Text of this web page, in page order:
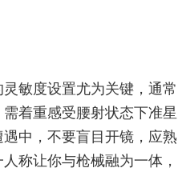
敏度设置尤为关键，通常
着重感受腰射状态下准星
中，不要盲目开镜，应熟
称让你与枪械融为一体，